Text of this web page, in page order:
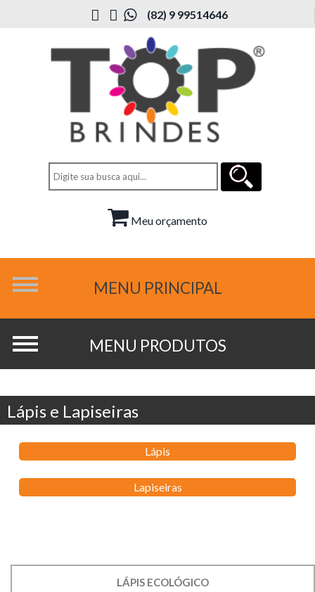
(82) 9 99514646
Meu orçamento
Lápis e Lapiseiras
Lápis
Lapiseiras
LÁPIS ECOLÓGICO